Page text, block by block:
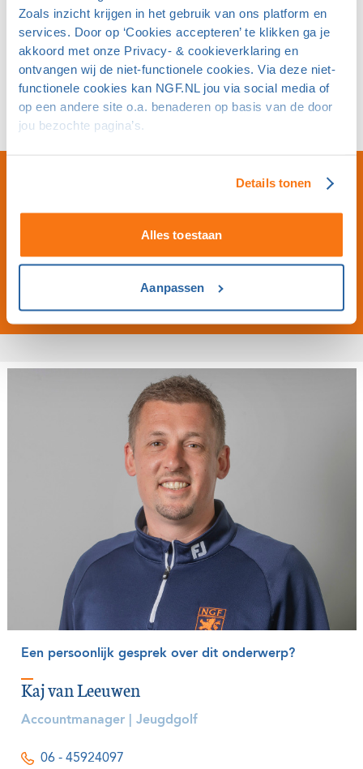
Zoals inzicht krijgen in het gebruik van ons platform en
services. Door op ‘Cookies accepteren’ te klikken ga je
akkoord met onze Privacy- & cookieverklaring en
ontvangen wij de niet-functionele cookies. Via deze niet-
functionele cookies kan NGF.NL jou via social media of
op een andere site o.a. benaderen op basis van de door
jou bezochte pagina’s.
Details tonen
Alles toestaan
Aanpassen
Klik hier om je aan te melden.
De NGF-cursus Jeugdcoach wordt ook op andere data
en locaties gegeven. Raadpleeg hiervoor de NGF-
kalender.
Wil je meer informatie over de Jeugdcoachcursus?Klik
dan hier.
Kosten: €25
Een persoonlijk gesprek over dit onderwerp?
Kaj van Leeuwen
Accountmanager | Jeugdgolf
06 - 45924097